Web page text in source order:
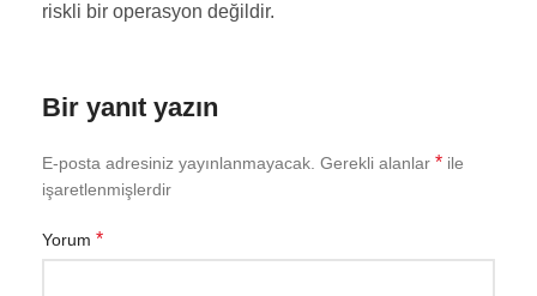
riskli bir operasyon değildir.
Bir yanıt yazın
E-posta adresiniz yayınlanmayacak. Gerekli alanlar * ile
işaretlenmişlerdir
Yorum *